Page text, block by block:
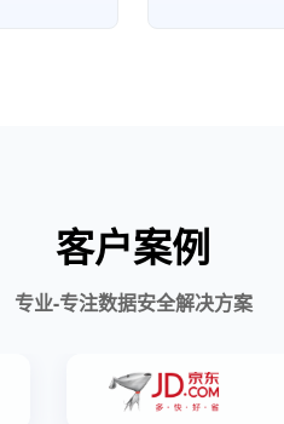
客户案例
专业-专注数据安全解决方案